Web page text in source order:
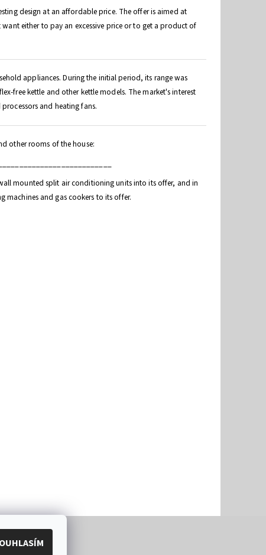
design at an affordable price. The offer is aimed at
either to pay an excessive price or to get a product of
appliances. During the initial period, its range was
free kettle and other kettle models. The market's interest
and heating fans.
other rooms of the house:
mounted split air conditioning units into its offer, and in
machines and gas cookers to its offer.